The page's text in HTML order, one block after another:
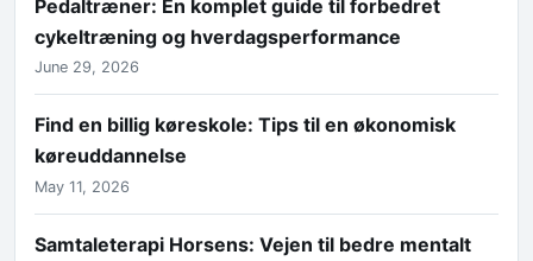
Pedaltræner: En komplet guide til forbedret
cykeltræning og hverdagsperformance
June 29, 2026
Find en billig køreskole: Tips til en økonomisk
køreuddannelse
May 11, 2026
Samtaleterapi Horsens: Vejen til bedre mentalt